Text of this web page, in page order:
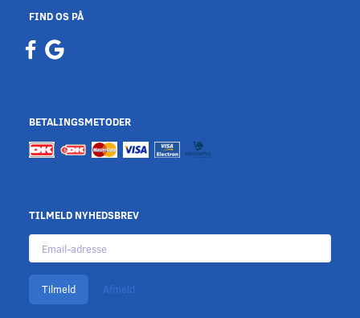
FIND OS PÅ
BETALINGSMETODER
TILMELD NYHEDSBREV
Email-
adresse
Tilmeld Afmeld